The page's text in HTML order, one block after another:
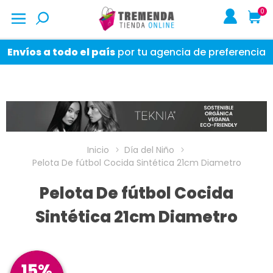
0
Envíos a todo el país por tu agencia de preferencia
Inicio
Día del Niño
Pelota De fútbol Cocida Sintética 21cm Diametro
Pelota De fútbol Cocida
Sintética 21cm Diametro